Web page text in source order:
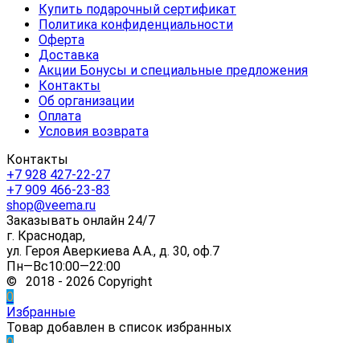
Купить подарочный сертификат
Политика конфиденциальности
Оферта
Доставка
Акции Бонусы и специальные предложения
Контакты
Об организации
Оплата
Условия возврата
Контакты
+7 928 427-22-27
+7 909 466-23-83
shop@veema.ru
Заказывать онлайн 24/7
г. Краснодар,
ул. Героя Аверкиева А.А., д. 30, оф.7
Пн—Вс10:00—22:00
© 2018 - 2026 Copyright
0
Избранные
Товар добавлен в список избранных